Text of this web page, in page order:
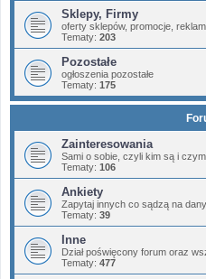
Sklepy, Firmy
oferty sklepów, promocje,
Tematy: 203
Pozostałe
ogłoszenia pozostałe
Tematy: 175
Zainteresowania
Sami o sobie, czyli kim są i
Tematy: 106
Ankiety
Zapytaj innych co sądzą na
Tematy: 39
Inne
Dział poświęcony forum oraz
Tematy: 477